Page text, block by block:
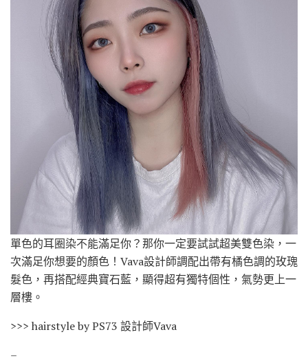
單色的耳圈染不能滿足你？那你一定要試試超美雙色染，一
次滿足你想要的顏色！Vava設計師調配出帶有橘色調的玫瑰
髮色，再搭配經典寶石藍，顯得超有獨特個性，氣勢更上一
層樓。
>>> hairstyle by PS73 設計師Vava
–